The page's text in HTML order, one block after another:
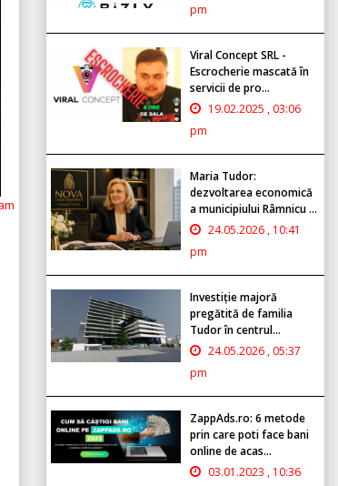
pm
Viral Concept SRL -
Escrocherie mascată în
servicii de pro...
19.02.2025 , 03:06
pm
Maria Tudor:
dezvoltarea economică
a municipiului Râmnicu ...
24.05.2026 , 10:41
pm
Investiție majoră
pregătită de familia
Tudor în centrul...
24.05.2026 , 05:37
pm
ZappAds.ro: 6 metode
prin care poti face bani
online de acas...
03.01.2023 , 10:36